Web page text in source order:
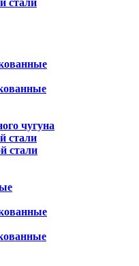
стали
чугуна
стали
стали